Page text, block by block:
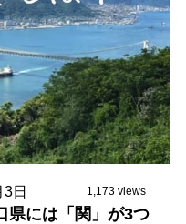
日 1,173 views
県には「関」が3つ